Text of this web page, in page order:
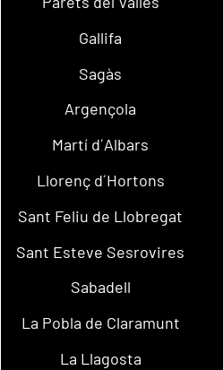
Gallifa
Sagàs
Argençola
Martí d´Albars
Llorenç d´Hortons
Sant Feliu de Llobregat
Sant Esteve Sesrovires
Sabadell
La Pobla de Claramunt
La Llagosta